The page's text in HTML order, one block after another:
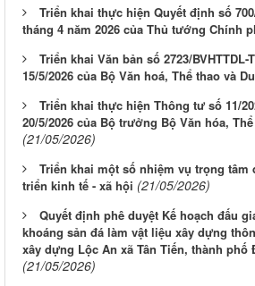
Triển khai thực hiện Quyết định số
tháng 4 năm 2026 của Thủ tướng Chính
Triển khai Văn bản số 2723/BVHTTDL-
15/5/2026 của Bộ Văn hoá, Thể thao và
Triển khai thực hiện Thông tư số 11/
20/5/2026 của Bộ trưởng Bộ Văn hóa,
(21/05/2026)
Triển khai một số nhiệm vụ trọng tâm
triển kinh tế - xã hội (21/05/2026)
Quyết định phê duyệt Kế hoạch đấu
khoáng sản đá làm vật liệu xây dựng
xây dựng Lộc An xã Tân Tiến, thành phố
(21/05/2026)